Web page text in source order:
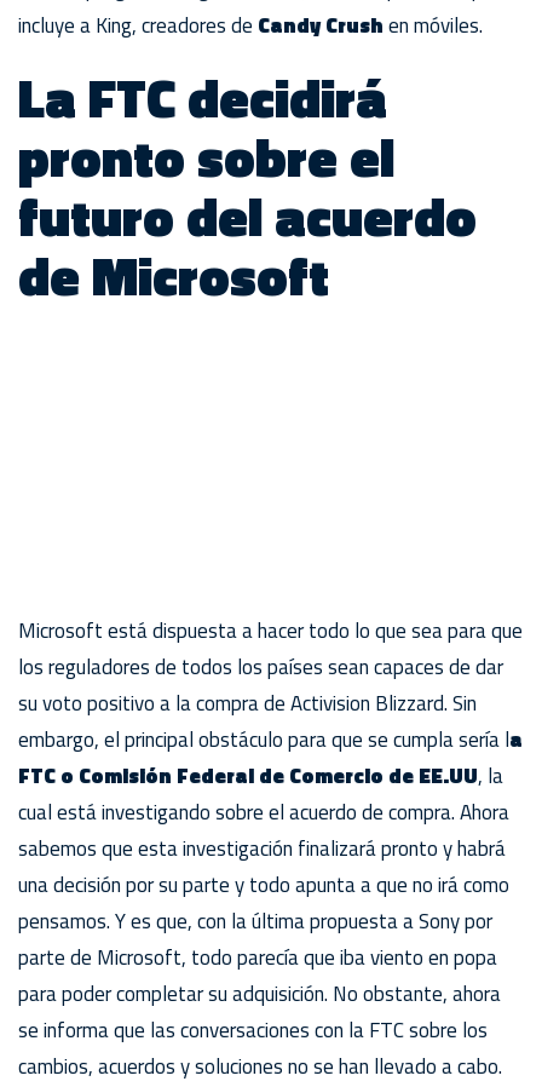
incluye a King, creadores de Candy Crushen móviles.
La FTC decidirá
pronto sobre el
futuro del acuerdo
de Microsoft
Microsoft está dispuesta a hacer todo lo que sea para que
los reguladores de todos los países sean capaces de dar
su voto positivo a la compra de Activision Blizzard. Sin
embargo, el principal obstáculo para que se cumpla sería la
FTC o Comisión Federal de Comercio de EE.UU, la
cual está investigando sobre el acuerdo de compra. Ahora
sabemos que esta investigación finalizará pronto y habrá
una decisión por su parte y todo apunta a que no irá como
pensamos. Y es que, con la última propuesta a Sony por
parte de Microsoft, todo parecía que iba viento en popa
para poder completar su adquisición. No obstante, ahora
se informa que las conversaciones con la FTC sobre los
cambios, acuerdos y soluciones no se han llevado a cabo.